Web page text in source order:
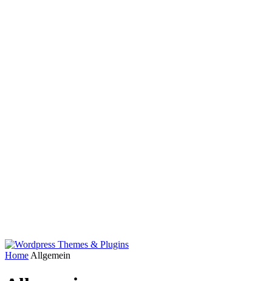
Home Allgemein